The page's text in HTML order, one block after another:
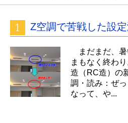
Z空調で苦戦した設
まだまだ、暑
まもなく終わ
造（RC造）の
調・読み：ぜ
なって、や...